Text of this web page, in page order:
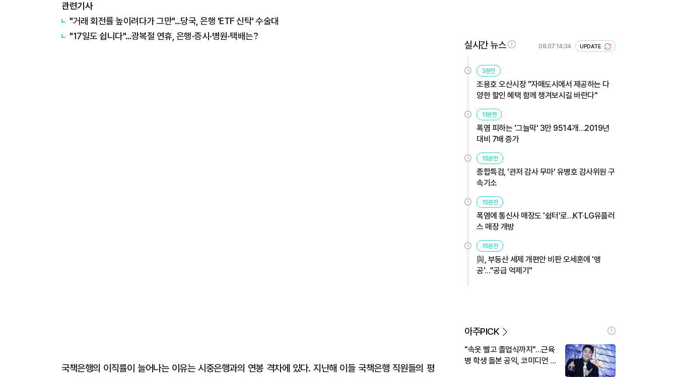
관련기사
"거래 회전률 높이려다가 그만"…당국, 은행 'ETF 신탁' 수술대
"17일도 쉽니다"…광복절 연휴, 은행·증시·병원·택배는?
국책은행의 이직률이 늘어나는 이유는 시중은행과의 연봉 격차에 있다. 지난해 이들 국책은행 직원들의 평
실시간 뉴스 08.07 14:34 UPDATE
3분전
조용호 오산시장 "자매도시에서 제공하는 다
양한 할인 혜택 함께 챙겨보시길 바란다"
11분전
폭염 피하는 '그늘막' 3만 9514개…2019년
대비 7배 증가
15분전
종합특검, '관저 감사 무마' 유병호 감사위원 구
속기소
15분전
폭염에 통신사 매장도 '쉼터'로…KT·LG유플러
스 매장 개방
15분전
與, 부동산 세제 개편안 비판 오세훈에 '맹
공'…"공급 억제기"
아주PICK
"속옷 빨고 졸업식까지"…근육
병 학생 돌본 공익, 코미디언 김